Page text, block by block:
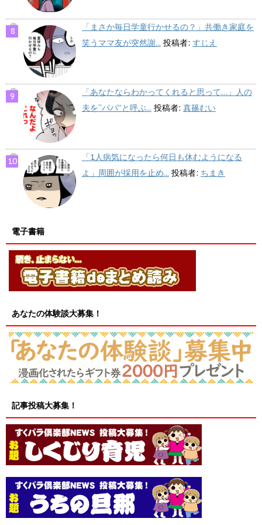
「まさか毎日学童行かせるの？」共働き家庭を
笑うママ友が突然謝... 投稿者: すじえ
「あなたならわかってくれると思って…」人の
夫を“パパ”と呼ぶ... 投稿者: 真篠むい
「1人病気になったら何日も休むようになる
よ」周囲が採用を止め... 投稿者: ちまき
電子書籍
あなたの体験談大募集！
記事投稿大募集！